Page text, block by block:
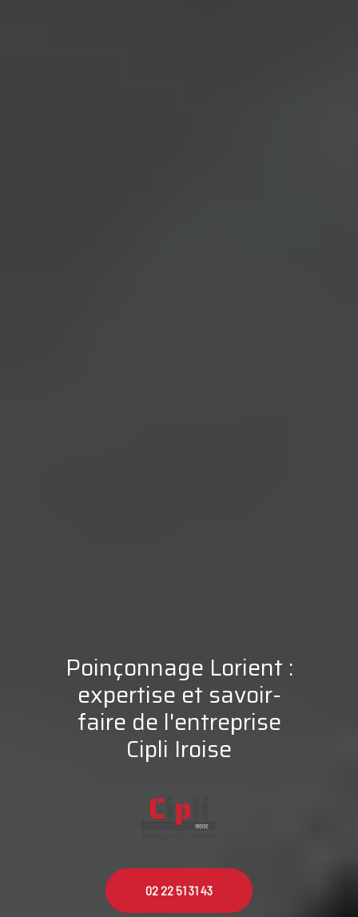
Poinçonnage Lorient :
expertise et savoir-
faire de l'entreprise
Cipli Iroise
02 22 51 31 43